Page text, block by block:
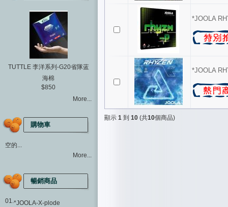
TUTTLE 李洋系列-G20省隊蓝
海棉
$850
More...
購物車
空的...
More...
暢銷商品
01.*JOOLA-X-plode
*JOOLA
*JOOLA
顯示 1 到 10 (共10個商品)